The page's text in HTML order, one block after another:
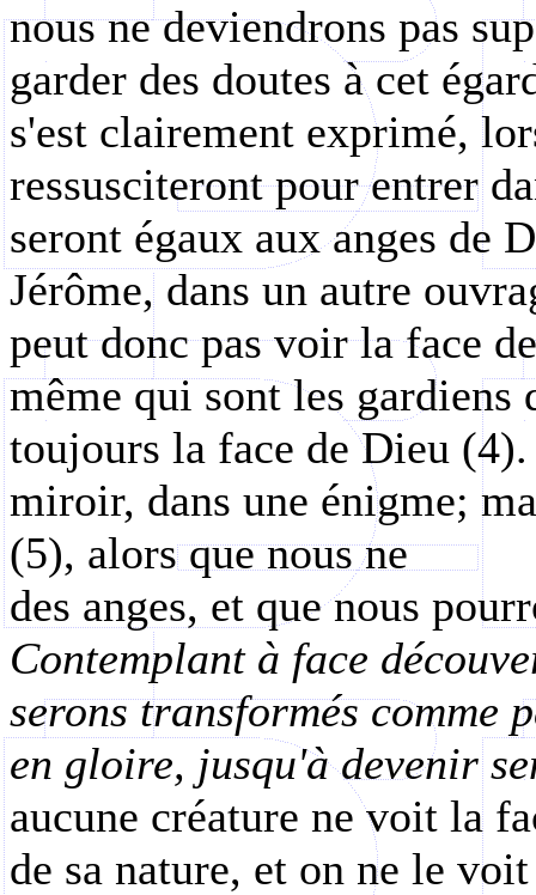
nous ne deviendrons pas
garder des doutes à cet
s'est clairement exprimé,
ressusciteront pour entrer
seront égaux aux anges de
Jérôme, dans un autre
peut donc pas voir la face
même qui sont les
toujours la face de Dieu
miroir, dans une énigme;
(5), alors que nous ne
des anges, et que nous
Contemplant à face
serons transformés comme
en gloire, jusqu'à devenir
aucune créature ne voit la
de sa nature, et on ne le